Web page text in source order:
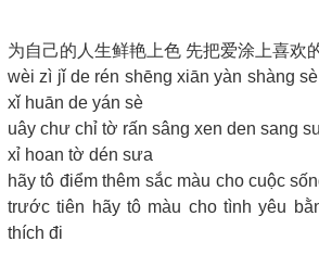
为自己的人生鲜艳上色 先把爱涂上喜欢
wèi zì jǐ de rén shēng xiān yàn shàng
xǐ huān de yán sè
uây chư chỉ tờ rấn sâng xen den sang
xỉ hoan tờ dén sưa
hãy tô điểm thêm sắc màu cho cuộc
trước tiên hãy tô màu cho tình yêu
thích đi